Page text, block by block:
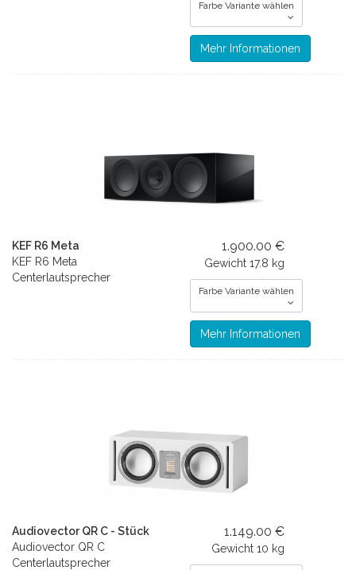
Farbe Variante wählen
Mehr Informationen
KEF R6 Meta
KEF R6 Meta
Centerlautsprecher
1.900.00 €
Gewicht 17.8 kg
Farbe Variante wählen
Mehr Informationen
Audiovector QR C - Stück
Audiovector QR C
Centerlautsprecher
1.149.00 €
Gewicht 10 kg